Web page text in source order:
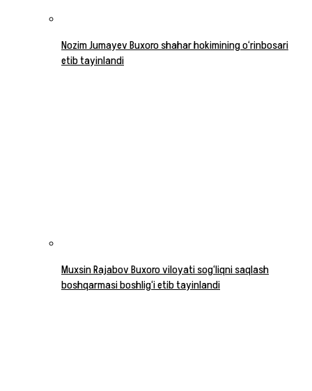
Nozim Jumayev Buxoro shahar hokimining o‘rinbosari
etib tayinlandi
Muxsin Rajabov Buxoro viloyati sog‘liqni saqlash
boshqarmasi boshlig‘i etib tayinlandi